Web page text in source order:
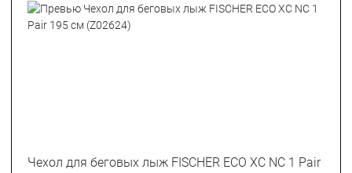
Чехол для беговых лыж FISCHER ECO XC NC 1 Pair